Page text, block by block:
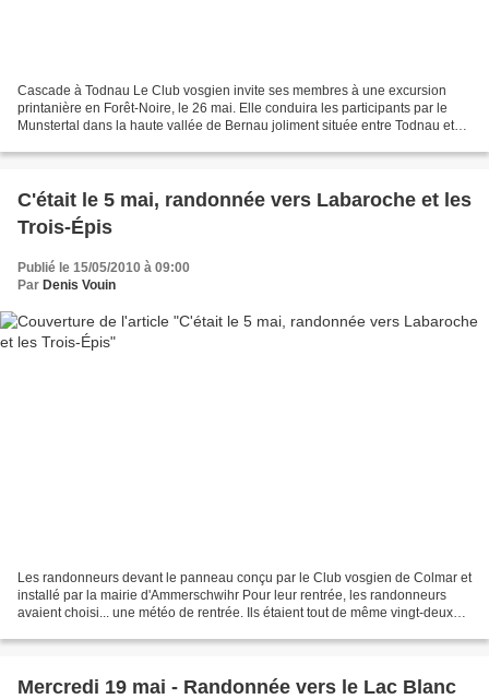
Cascade à Todnau Le Club vosgien invite ses membres à une excursion
printanière en Forêt-Noire, le 26 mai. Elle conduira les participants par le
Munstertal dans la haute vallée de Bernau joliment située entre Todnau et
C'était le 5 mai, randonnée vers Labaroche et les
Trois-Épis
Publié le 15/05/2010 à 09:00
Par Denis Vouin
Les randonneurs devant le panneau conçu par le Club vosgien de Colmar et
installé par la mairie d'Ammerschwihr Pour leur rentrée, les randonneurs
avaient choisi... une météo de rentrée. Ils étaient tout de même vingt-deux
Mercredi 19 mai - Randonnée vers le Lac Blanc